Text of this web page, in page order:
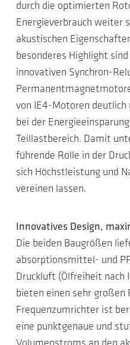
durch die optimierten
Energieverbrauch weiter
akustischen
besonderes Highlight
innovativen Synchron-
von IE4-Motoren
bei der
Teillastbereich. Damit
führende Rolle in der
sich Höchstleistung und
vereinen lassen.
Innovatives Design,
Die beiden Baugrößen
absorptionsmittel- und
Druckluft (Ölfreiheit nach
bieten einen sehr großen
Frequenzumrichter ist
eine punktgenaue und